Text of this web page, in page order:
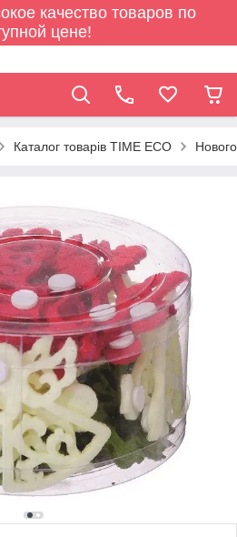
качество товаров по
цене!
Каталог товарів TIME ECO